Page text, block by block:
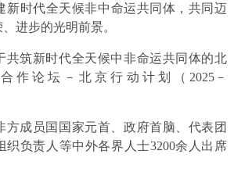
新时代全天候非中命运共同体，共同迈
进步的光明前景。
筑新时代全天候中非命运共同体的北
作论坛－北京行动计划（2025－
成员国国家元首、政府首脑、代表团
织负责人等中外各界人士3200余人出席